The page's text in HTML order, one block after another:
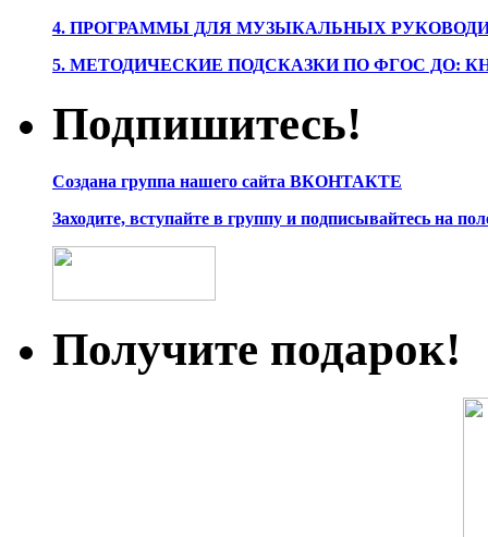
4. ПРОГРАММЫ ДЛЯ МУЗЫКАЛЬНЫХ
5. МЕТОДИЧЕСКИЕ ПОДСКАЗКИ ПО ФГОС ДО:
Подпишитесь!
Создана группа нашего сайта ВКОНТАКТЕ
Заходите, вступайте в группу и подписывайтесь на
Получите подарок!